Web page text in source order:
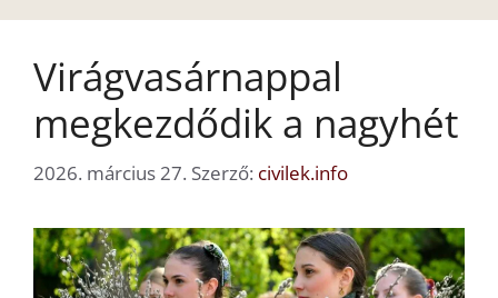
Virágvasárnappal
megkezdődik a nagyhét
2026. március 27. Szerző: civilek.info